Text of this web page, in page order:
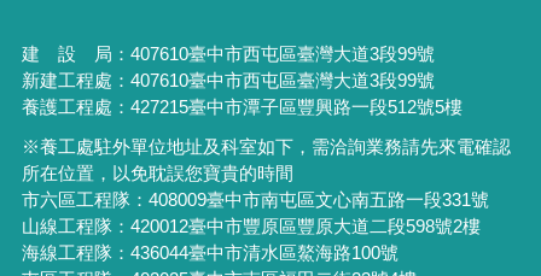
建 設 局： 407610臺中市西屯區臺灣大道3段99號
新建工程處：407610臺中市西屯區臺灣大道3段99號
養護工程處：427215臺中市潭子區豐興路一段512號5樓
※養工處駐外單位地址及科室如下，需洽詢業務請先來電確認
所在位置，以免耽誤您寶貴的時間
市六區工程隊：408009臺中市南屯區文心南五路一段331號
山線工程隊：420012臺中市豐原區豐原大道二段598號2樓
海線工程隊：436044臺中市清水區鰲海路100號